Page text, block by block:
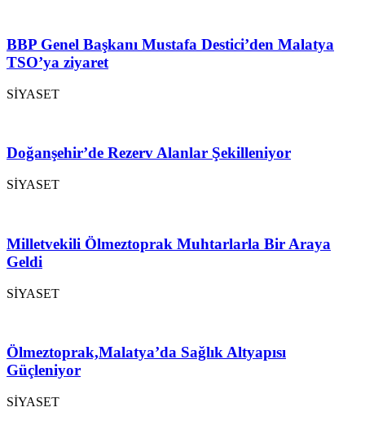
BBP Genel Başkanı Mustafa Destici’den Malatya
TSO’ya ziyaret
SİYASET
Doğanşehir’de Rezerv Alanlar Şekilleniyor
SİYASET
Milletvekili Ölmeztoprak Muhtarlarla Bir Araya
Geldi
SİYASET
Ölmeztoprak,Malatya’da Sağlık Altyapısı
Güçleniyor
SİYASET